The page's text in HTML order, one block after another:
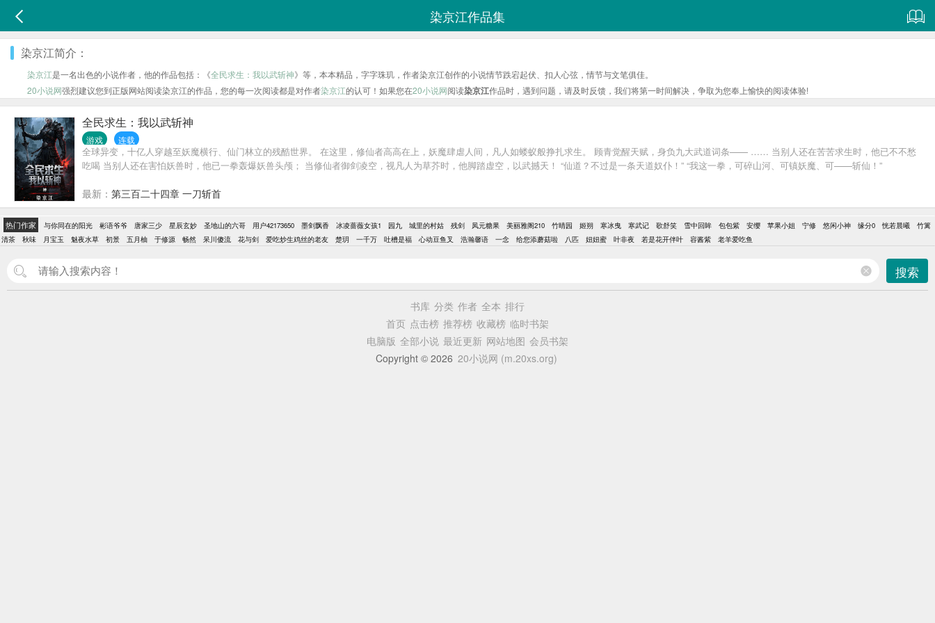
染京江作品集
染京江简介：
染京江是一名出色的小说作者，他的作品包括：《全民求生：我以武斩神》等，本本精品，字字珠玑，作者染京江创作的小说情节跌宕起伏、扣人心弦，情节与文笔俱佳。
20小说网强烈建议您到正版网站阅读染京江的作品，您的每一次阅读都是对作者染京江的认可！如果您在20小说网阅读染京江作品时，遇到问题，请及时反馈，我们将第一时间解决，争取为您奉上愉快的阅读体验!
全民求生：我以武斩神
游戏 连载
全球异变，十亿人穿越至妖魔横行、仙门林立的残酷世界。 在这里，修仙者高高在上，妖魔肆虐人间，凡人如蝼蚁般挣扎求生。 顾青觉醒天赋，身负九大武道词条—— …… 当别人还在苦苦求生时，他已不不愁
吃喝 当别人还在害怕妖兽时，他已一拳轰爆妖兽头颅； 当修仙者御剑凌空，视凡人为草芥时，他脚踏虚空，以武撼天！ “仙道？不过是一条天道奴仆！” “我这一拳，可碎山河、可镇妖魔、可——斩仙！”
最新： 第三百二十四章 一刀斩首
热门作家 与你同在的阳光 彬语爷爷 唐家三少 星辰玄妙 圣地山的六哥 用户42173650 墨剑飘香 冰凌蔷薇女孩1 园九 城里的村姑 残剑 凤元糖果 美丽雅阁210 竹晴园 姬朔 寒冰曳 寒武记 歌舒笑 雪中回眸 包包紫 安缨 苹果小姐 宁修 悠闲小神 缘分0 恍若晨曦
竹篱
清茶
秋味 月宝玉 魅夜水草 初景 五月柚 于修源 畅然 呆川傻流 花与剑 爱吃炒生鸡丝的老友 楚玥 一千万 吐槽是福 心动豆鱼叉 浩瀚馨语 一念 给您添蘑菇啦 八匹 妞妞蜜 叶非夜 若是花开伴叶 容酱紫 老羊爱吃鱼
搜索
书库 分类 作者 全本 排行
首页 点击榜 推荐榜 收藏榜 临时书架
电脑版 全部小说 最近更新 网站地图 会员书架
Copyright © 2026 20小说网 (m.20xs.org)